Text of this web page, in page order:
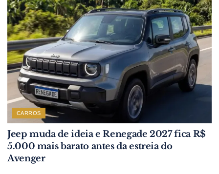
CARROS
Jeep muda de ideia e Renegade 2027 fica R$
5.000 mais barato antes da estreia do
Avenger